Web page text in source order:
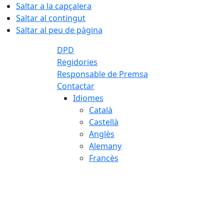
Saltar a la capçalera
Saltar al contingut
Saltar al peu de pàgina
DPD
Regidories
Responsable de Premsa
Contactar
Idiomes
Català
Castellà
Anglès
Alemany
Francès